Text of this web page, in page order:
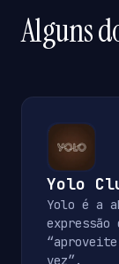
Alguns
Yolo
Yolo é a